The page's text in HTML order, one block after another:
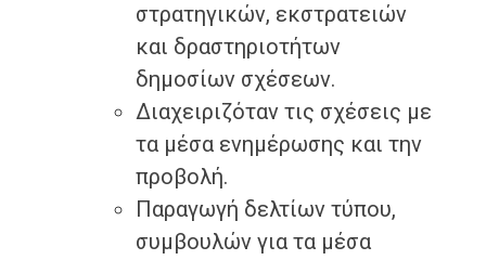
στρατηγικών, εκστρατειών
και δραστηριοτήτων
δημοσίων σχέσεων.
Διαχειριζόταν τις σχέσεις με
τα μέσα ενημέρωσης και την
προβολή.
Παραγωγή δελτίων τύπου,
συμβουλών για τα μέσα